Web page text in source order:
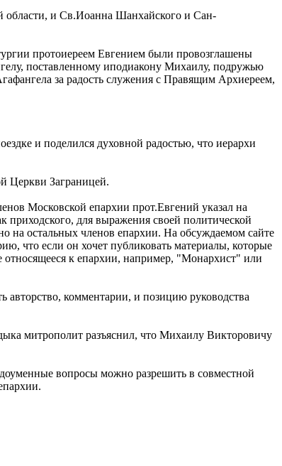
области, и Св.Иоанна Шанхайского и Сан-
протоиереем Евгением были провозглашены
поставленному иподиакону Михаилу, подружью
за радость служения с Правящим Архиереем,
и поделился духовной радостью, что иерархи
Церкви Заграницей.
Московской епархии прот.Евгений указал на
для выражения своей политической
на остальных членов епархии. На обсуждаемом сайте
что если он хочет публиковать материалы, которые
относящееся к епархии, например, "Монархист" или
авторство, комментарии, и позицию руководства
митрополит разъяснил, что Михаилу Викторовичу
вопросы можно разрешить в совместной